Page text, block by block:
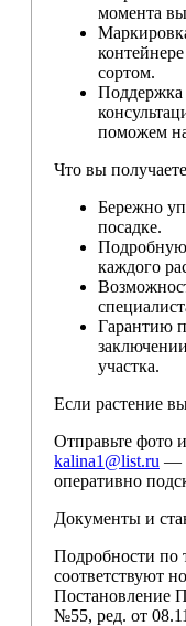
момента
сортом.
Поддержка
поможем
Что вы
Бережно
посадке.
каждого
Гарантию
участка.
Если растение
Отправьте фото
kalina1@list.ru —
оперативно
Документы и
Подробности по
соответствуют
Постановление
№55, ред. от